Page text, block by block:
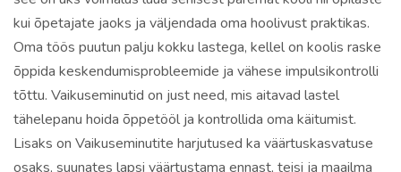
kui õpetajate jaoks ja väljendada oma hoolivust praktikas.
Oma töös puutun palju kokku lastega, kellel on koolis raske
õppida keskendumisprobleemide ja vähese impulsikontrolli
tõttu. Vaikuseminutid on just need, mis aitavad lastel
tähelepanu hoida õppetööl ja kontrollida oma käitumist.
Lisaks on Vaikuseminutite harjutused ka väärtuskasvatuse
osaks, suunates lapsi väärtustama ennast, teisi ja maailma